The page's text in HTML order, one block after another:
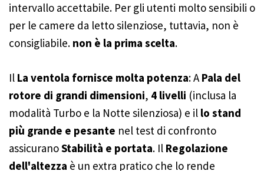
intervallo accettabile. Per gli utenti molto sensibili o
per le camere da letto silenziose, tuttavia, non è
consigliabile. non è la prima scelta.
Il La ventola fornisce molta potenza: A Pala del
rotore di grandi dimensioni, 4 livelli (inclusa la
modalità Turbo e la Notte silenziosa) e il lo stand
più grande e pesante nel test di confronto
assicuranoStabilità e portata. Il Regolazione
dell'altezza è un extra pratico che lo rende